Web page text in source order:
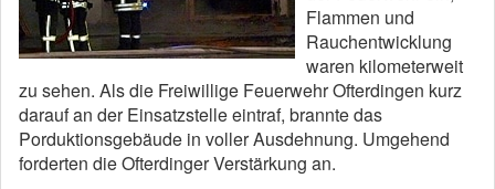
Flammen und
Rauchentwicklung
waren kilometerweit
zu sehen. Als die Freiwillige Feuerwehr Ofterdingen kurz
darauf an der Einsatzstelle eintraf, brannte das
Porduktionsgebäude in voller Ausdehnung. Umgehend
forderten die Ofterdinger Verstärkung an.